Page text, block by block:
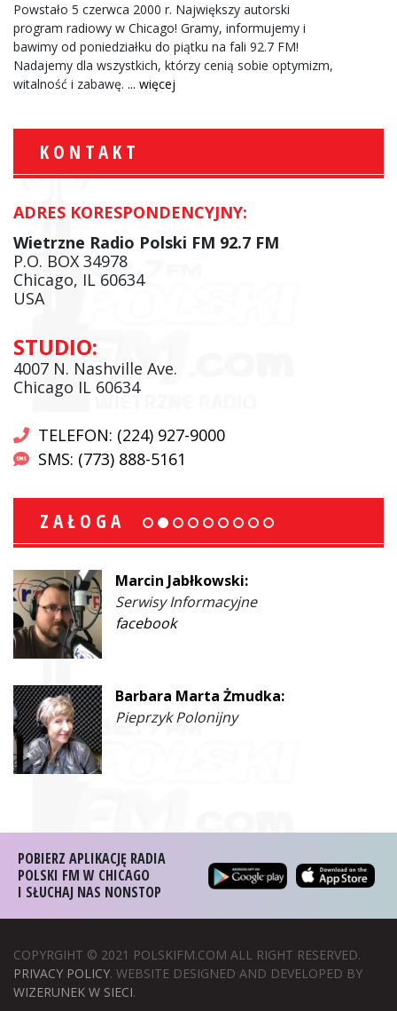
Powstało 5 czerwca 2000 r. Największy autorski
program radiowy w Chicago! Gramy, informujemy i
bawimy od poniedziałku do piątku na fali 92.7 FM!
Nadajemy dla wszystkich, którzy cenią sobie optymizm,
witalność i zabawę. ... więcej
KONTAKT
ADRES KORESPONDENCYJNY:
Wietrzne Radio Polski FM 92.7 FM
P.O. BOX 34978
Chicago, IL 60634
USA
STUDIO:
4007 N. Nashville Ave.
Chicago IL 60634
TELEFON: (224) 927-9000
SMS: (773) 888-5161
ZAŁOGA
Marcin Jabłkowski:
Serwisy Informacyjne
facebook
Barbara Marta Żmudka:
Pieprzyk Polonijny
POBIERZ APLIKACJĘ RADIA
POLSKI FM W CHICAGO
I SŁUCHAJ NAS NONSTOP
COPYRGIHT © 2021 POLSKIFM.COM ALL RIGHT RESERVED.
PRIVACY POLICY. WEBSITE DESIGNED AND DEVELOPED BY
WIZERUNEK W SIECI.